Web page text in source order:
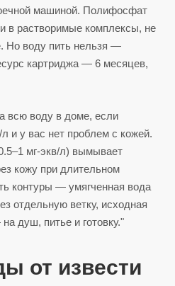
машиной. Полифосфат
в растворимые комплексы, не
Но воду пить нельзя —
картриджа — 6 месяцев,
всю воду в доме, если
и у вас нет проблем с кожей.
мг-экв/л) вымывает
кожу при длительном
контуры — умягченная вода
отдельную ветку, исходная
душ, питье и готовку."
от извести